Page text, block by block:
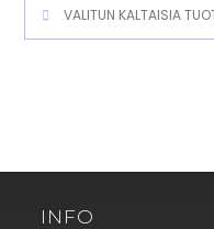
VALITUN KALTAISIA
INFO